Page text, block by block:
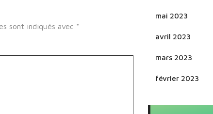
sont indiqués avec *
mai 2023
avril 2023
mars 2023
février 2023